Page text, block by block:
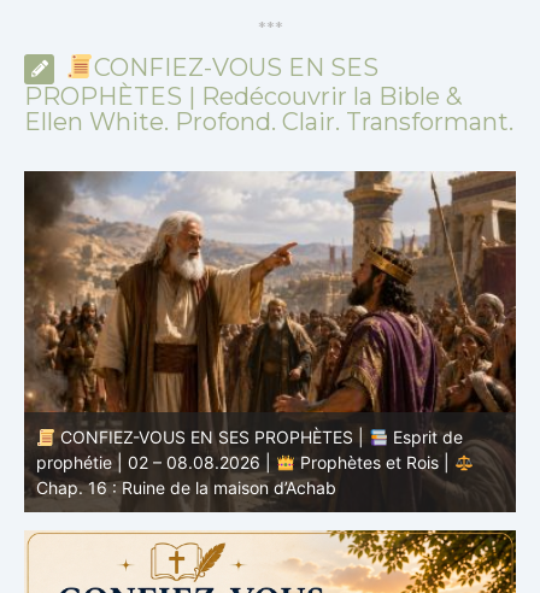
***
CONFIEZ-VOUS EN SES
PROPHÈTES | Redécouvrir la Bible &
Ellen White. Profond. Clair. Transformant.
CONFIEZ-VOUS EN SES PROPHÈTES |
Étude
biblique | 02.08.2026 |
Job |
Chap.37 – Devant la
voix de Dieu